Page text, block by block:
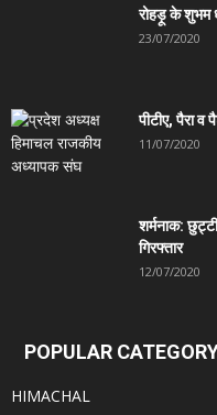
रोहड़ू के शुभम
23/07/2020
पीटीए, पैरा व
11/07/2020
शर्मनाक:
गिरफ्तार
12/07/2020
POPULAR
HIMACHAL